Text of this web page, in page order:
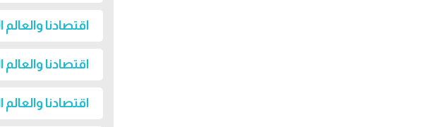
اقتصادنا والعالم
اقتصادنا والعالم
اقتصادنا والعالم